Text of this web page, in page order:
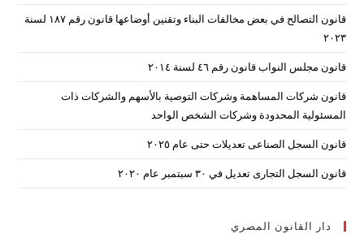
قانون التصالح في بعض مخالفات البناء وتقنين أوضاعها قانون رقم ۱۸۷ لسنة
۲۰۲۳
قانون مجلس النواب قانون رقم ٤٦ لسنة ٢٠١٤
قانون شركات المساهمة وشركات التوصية بالأسهم والشركات ذات
المسئولية المحدودة وشركات الشخص الواحد
قانون السجل الصناعى تعديلات حتى عام ٢٠٢٥
قانون السجل التجارى تعديل في ٣٠ سبتمبر عام ٢٠٢٠
دار القانون المصري